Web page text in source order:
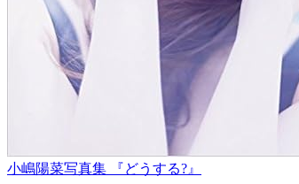
小嶋陽菜写真集 『どうする?』